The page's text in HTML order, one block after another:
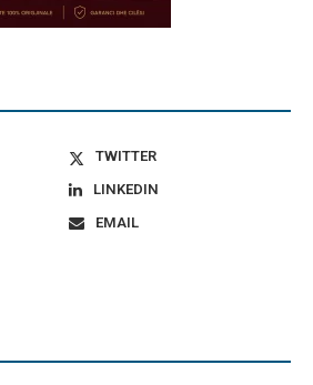
TWITTER
LINKEDIN
EMAIL